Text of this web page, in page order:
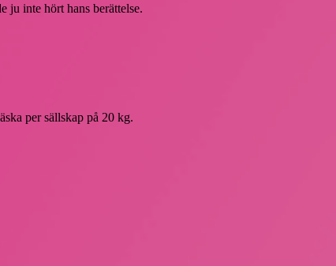
ju inte hört hans berättelse.
per sällskap på 20 kg.